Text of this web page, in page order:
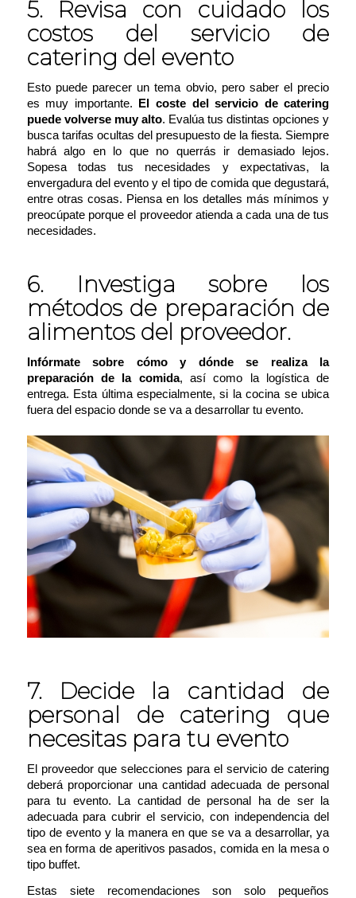
5. Revisa con cuidado los
costos del servicio de
catering del evento
Esto puede parecer un tema obvio, pero saber el precio
es muy importante. El coste del servicio de catering
puede volverse muy alto. Evalúa tus distintas opciones y
busca tarifas ocultas del presupuesto de la fiesta. Siempre
habrá algo en lo que no querrás ir demasiado lejos.
Sopesa todas tus necesidades y expectativas, la
envergadura del evento y el tipo de comida que degustará,
entre otras cosas. Piensa en los detalles más mínimos y
preocúpate porque el proveedor atienda a cada una de tus
necesidades.
6. Investiga sobre los
métodos de preparación de
alimentos del proveedor.
Infórmate sobre cómo y dónde se realiza la
preparación de la comida, así como la logística de
entrega. Esta última especialmente, si la cocina se ubica
fuera del espacio donde se va a desarrollar tu evento.
7. Decide la cantidad de
personal de catering que
necesitas para tu evento
El proveedor que selecciones para el servicio de catering
deberá proporcionar una cantidad adecuada de personal
para tu evento. La cantidad de personal ha de ser la
adecuada para cubrir el servicio, con independencia del
tipo de evento y la manera en que se va a desarrollar, ya
sea en forma de aperitivos pasados, comida en la mesa o
tipo buffet.
Estas siete recomendaciones son solo pequeños